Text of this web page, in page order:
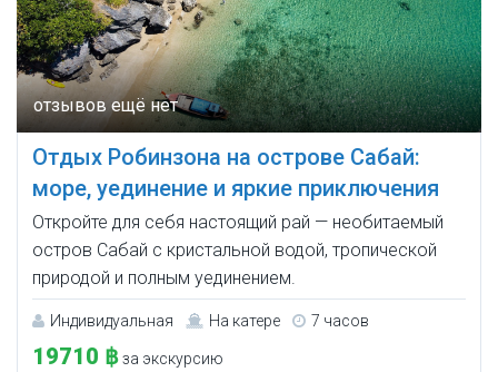
Отдых Робинзона на острове Сабай:
море, уединение и яркие приключения
Откройте для себя настоящий рай — необитаемый
остров Сабай с кристальной водой, тропической
природой и полным уединением.
Индивидуальная На катере 7 часов
19710 ฿за экскурсию